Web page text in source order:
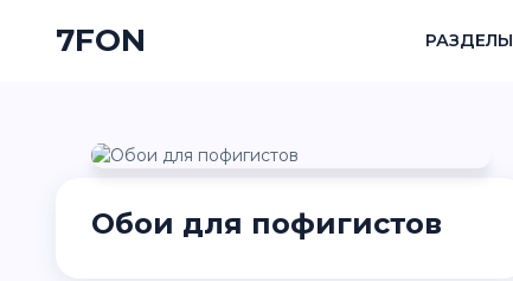
7FON РАЗДЕЛЫ
Обои для пофигистов